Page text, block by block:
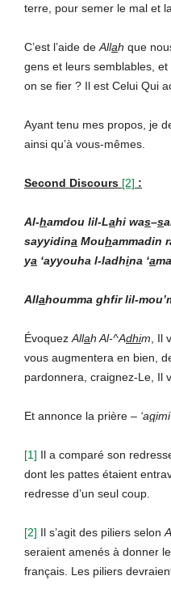
terre, pour semer le mal et
C’est l’aide de Allah que
gens et leurs semblables,
on se fier ? Il est Celui Qui
Ayant tenu mes propos, je
ainsi qu’à vous-mêmes.
Second Discours [2] :
Al-hamdou lil-Lahi was–s
sayyidina Mouhammadin
ya ‘ayyouha l-ladhina ‘a
Allahoumma ghfir lil-
Évoquez Allah Al-^Adhim ,
vous augmentera en bien,
pardonnera, craignez-Le, Il
Et annonce la prière – ‘aqimi
[1] Il a comparé son
dont les pattes étaient
redresse d’un seul coup.
[2] Il s’agit des piliers selon
seraient amenés à donner
français. Les piliers